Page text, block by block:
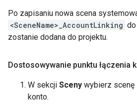
Po zapisaniu nowa scena
<SceneName>_AccountLinking
zostanie dodana do projektu.
Dostosowywanie punktu łączenia
W sekcji Sceny wybierz scenę
konto.